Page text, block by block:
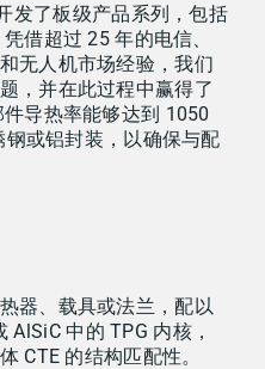
发了板级产品系列，包括
借超过 25 年的电信、
无人机市场经验，我们
，并在此过程中赢得了
导热率能够达到 1050
或铝封装，以确保与配
器、载具或法兰，配以
AlSiC 中的 TPG 内核，
CTE 的结构匹配性。